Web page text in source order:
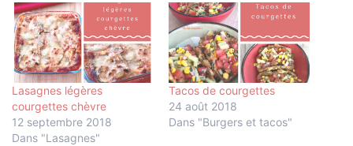
Lasagnes légères
courgettes chèvre
12 septembre 2018
Dans "Lasagnes"
Tacos de courgettes
24 août 2018
Dans "Burgers et tacos"